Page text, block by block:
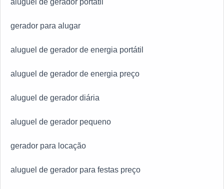
aluguel de gerador portátil
gerador para alugar
aluguel de gerador de energia portátil
aluguel de gerador de energia preço
aluguel de gerador diária
aluguel de gerador pequeno
gerador para locação
aluguel de gerador para festas preço